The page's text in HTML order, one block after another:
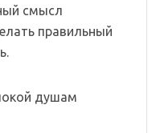
смысл
правильный
душам